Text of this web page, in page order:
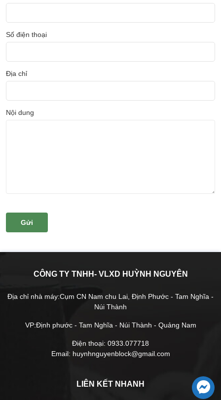
Số điện thoại
Địa chỉ
Nội dung
CÔNG TY TNHH- VLXD HUỲNH NGUYÊN
Địa chỉ nhà máy:Cụm CN Nam chu Lai, Định Phước - Tam Nghĩa -
Núi Thành
VP:Định phước - Tam Nghĩa - Núi Thành - Quảng Nam
Điện thoại: 0933.077718
Email: huynhnguyenblock@gmail.com
LIÊN KẾT NHANH